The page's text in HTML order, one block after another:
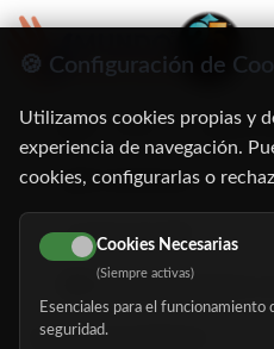
C/ Oruro, 11. 28016
91 345 06 26
616 113 103
Buscador de residencias
🍪 Configuración de
Utilizamos cookies propias y
experiencia de navegación.
cookies, configurarlas o
Cookies Necesarias
(Siempre activas)
Esenciales para el
seguridad.